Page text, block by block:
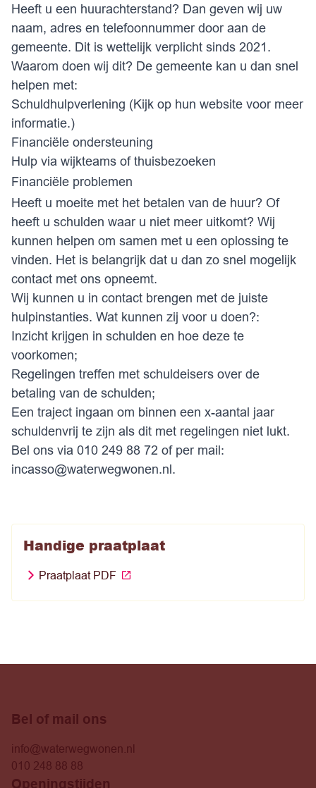
Heeft u een huurachterstand? Dan geven wij uw
naam, adres en telefoonnummer door aan de
gemeente. Dit is wettelijk verplicht sinds 2021.
Waarom doen wij dit? De gemeente kan u dan snel
helpen met:
Schuldhulpverlening (Kijk op hun website voor meer
informatie.)
Financiële ondersteuning
Hulp via wijkteams of thuisbezoeken
Financiële problemen
Heeft u moeite met het betalen van de huur? Of
heeft u schulden waar u niet meer uitkomt? Wij
kunnen helpen om samen met u een oplossing te
vinden. Het is belangrijk dat u dan zo snel mogelijk
contact met ons opneemt.
Wij kunnen u in contact brengen met de juiste
hulpinstanties. Wat kunnen zij voor u doen?:
Inzicht krijgen in schulden en hoe deze te
voorkomen;
Regelingen treffen met schuldeisers over de
betaling van de schulden;
Een traject ingaan om binnen een x-aantal jaar
schuldenvrij te zijn als dit met regelingen niet lukt.
Bel ons via 010 249 88 72 of per mail:
incasso@waterwegwonen.nl.
Handige praatplaat
Praatplaat PDF
Bel of mail ons
info@waterwegwonen.nl
010 248 88 88
Openingstijden